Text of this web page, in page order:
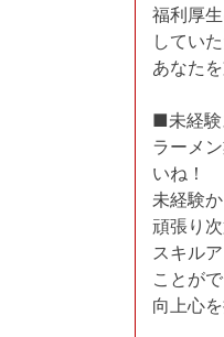
福利厚
してい
あなた
■未経験
ラーメ
いね！
未経験
頑張り
スキル
ことが
向上心